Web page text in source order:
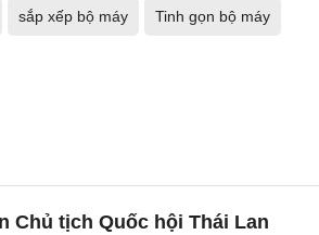
sắp xếp bộ máy Tinh gọn bộ máy
Chủ tịch Quốc hội Thái Lan